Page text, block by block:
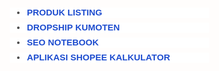
PRODUK LISTING
DROPSHIP KUMOTEN
SEO NOTEBOOK
APLIKASI SHOPEE KALKULATOR